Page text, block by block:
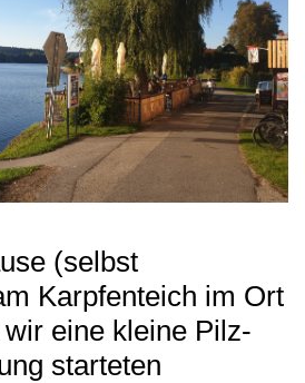
(selbst
Karpfenteich im Ort
eine kleine Pilz-
starteten